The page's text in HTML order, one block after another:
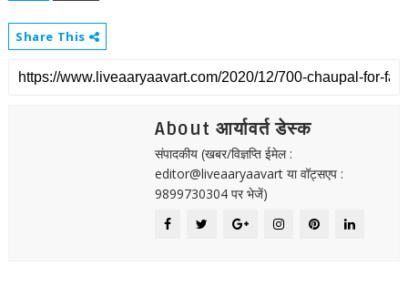
Share This
About आर्यावर्त डेस्क
संपादकीय (खबर/विज्ञप्ति ईमेल :
editor@liveaaryaavart या वॉट्सएप :
9899730304 पर भेजें)